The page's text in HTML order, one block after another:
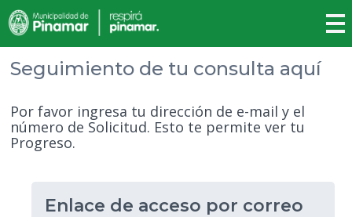
Seguimiento de tu consulta aquí
Por favor ingresa tu dirección de e-mail y el
número de Solicitud. Esto te permite ver tu
Progreso.
Enlace de acceso por correo